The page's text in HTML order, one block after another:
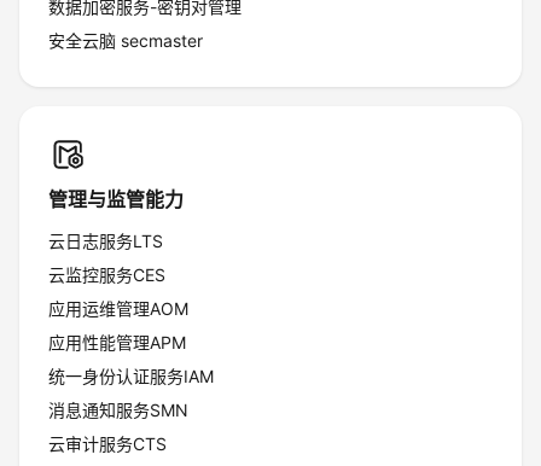
数据加密服务-密钥对管理
安全云脑 secmaster
管理与监管能力
云日志服务LTS
云监控服务CES
应用运维管理AOM
应用性能管理APM
统一身份认证服务IAM
消息通知服务SMN
云审计服务CTS